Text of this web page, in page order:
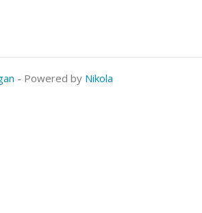
- Powered by Nikola